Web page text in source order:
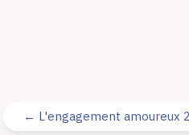
← L'engagement amoureux